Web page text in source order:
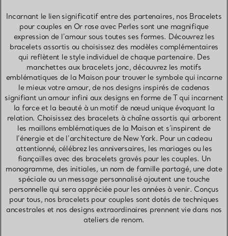
Incarnant le lien significatif entre des partenaires, nos Bracelets
pour couples en Or rose avec Perles sont une magnifique
expression de l’amour sous toutes ses formes. Découvrez les
bracelets assortis ou choisissez des modèles complémentaires
qui reflètent le style individuel de chaque partenaire. Des
manchettes aux bracelets jonc, découvrez les motifs
emblématiques de la Maison pour trouver le symbole qui incarne
le mieux votre amour, de nos designs inspirés de cadenas
signifiant un amour infini aux designs en forme de T qui incarnent
la force et la beauté à un motif de nœud unique évoquant la
relation. Choisissez des bracelets à chaîne assortis qui arborent
les maillons emblématiques de la Maison et s’inspirent de
l’énergie et de l’architecture de New York. Pour un cadeau
attentionné, célébrez les anniversaires, les mariages ou les
fiançailles avec des bracelets gravés pour les couples. Un
monogramme, des initiales, un nom de famille partagé, une date
spéciale ou un message personnalisé ajoutent une touche
personnelle qui sera appréciée pour les années à venir. Conçus
pour tous, nos bracelets pour couples sont dotés de techniques
ancestrales et nos designs extraordinaires prennent vie dans nos
ateliers de renom.